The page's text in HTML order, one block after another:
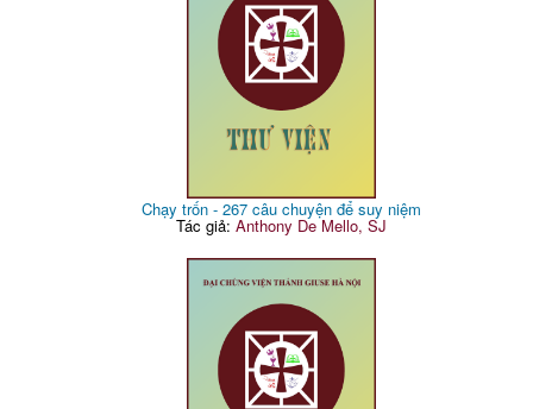
Chạy trốn - 267 câu chuyện để suy niệm
Tác giả: Anthony De Mello, SJ